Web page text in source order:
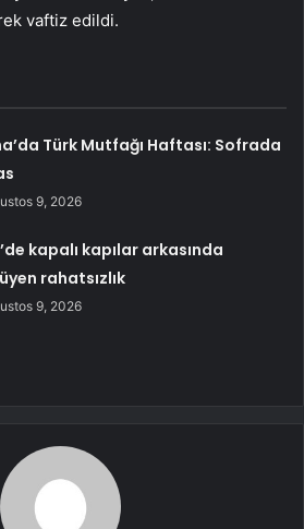
vaftiz edildi.
Türk Mutfağı Haftası: Sofrada
9, 2026
kapalı kapılar arkasında
rahatsızlık
9, 2026